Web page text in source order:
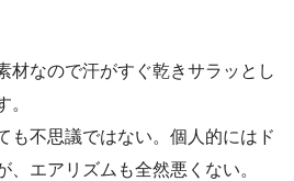
材なので汗がすぐ乾きサラッとし
。
も不思議ではない。個人的にはド
、エアリズムも全然悪くない。